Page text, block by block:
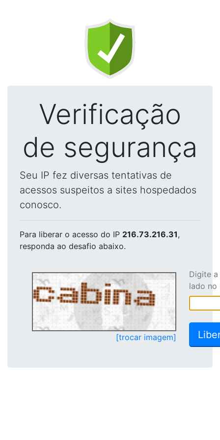
Verificação
de segurança
Seu IP fez diversas tentativas de
acessos suspeitos a sites hospedados
conosco.
Para liberar o acesso do IP 216.73.216.31,
responda ao desafio abaixo.
[trocar imagem]
Digite
lado no